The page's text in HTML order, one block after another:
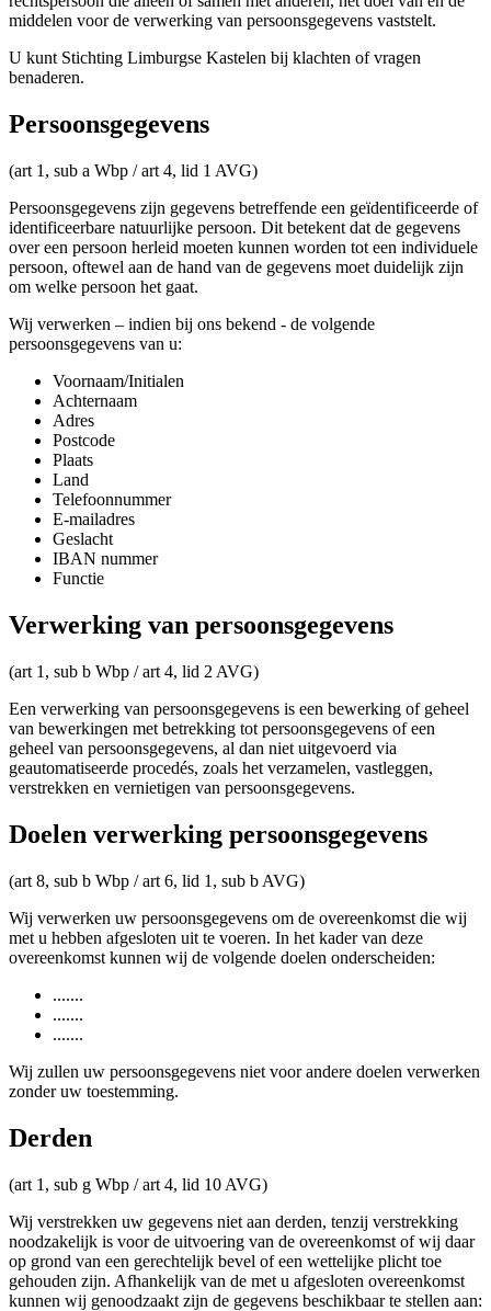
middelen voor de verwerking van persoonsgegevens vaststelt.
U kunt Stichting Limburgse Kastelen bij klachten of vragen
benaderen.
Persoonsgegevens
(art 1, sub a Wbp / art 4, lid 1 AVG)
Persoonsgegevens zijn gegevens betreffende een geïdentificeerde of
identificeerbare natuurlijke persoon. Dit betekent dat de gegevens
over een persoon herleid moeten kunnen worden tot een individuele
persoon, oftewel aan de hand van de gegevens moet duidelijk zijn
om welke persoon het gaat.
Wij verwerken – indien bij ons bekend - de volgende
persoonsgegevens van u:
Voornaam/Initialen
Achternaam
Adres
Postcode
Plaats
Land
Telefoonnummer
E-mailadres
Geslacht
IBAN nummer
Functie
Verwerking van persoonsgegevens
(art 1, sub b Wbp / art 4, lid 2 AVG)
Een verwerking van persoonsgegevens is een bewerking of geheel
van bewerkingen met betrekking tot persoonsgegevens of een
geheel van persoonsgegevens, al dan niet uitgevoerd via
geautomatiseerde procedés, zoals het verzamelen, vastleggen,
verstrekken en vernietigen van persoonsgegevens.
Doelen verwerking persoonsgegevens
(art 8, sub b Wbp / art 6, lid 1, sub b AVG)
Wij verwerken uw persoonsgegevens om de overeenkomst die wij
met u hebben afgesloten uit te voeren. In het kader van deze
overeenkomst kunnen wij de volgende doelen onderscheiden:
.......
.......
.......
Wij zullen uw persoonsgegevens niet voor andere doelen verwerken
zonder uw toestemming.
Derden
(art 1, sub g Wbp / art 4, lid 10 AVG)
Wij verstrekken uw gegevens niet aan derden, tenzij verstrekking
noodzakelijk is voor de uitvoering van de overeenkomst of wij daar
op grond van een gerechtelijk bevel of een wettelijke plicht toe
gehouden zijn. Afhankelijk van de met u afgesloten overeenkomst
kunnen wij genoodzaakt zijn de gegevens beschikbaar te stellen aan: